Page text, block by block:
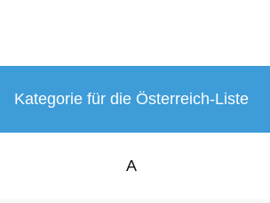
Kategorie für die Österreich-Liste
A